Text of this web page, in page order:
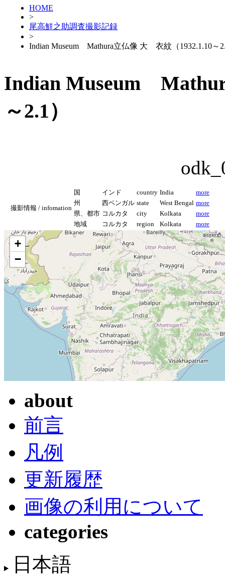
HOME
>
尾高鮮之助調査撮影記録
>
Indian Museum Mathura立仏像 大 衣紋（1932.1.10～
Indian Museum
～2.1）
撮影情報 / infomation
国 インド country India
more
州
西ベンガル state West Bengal more
県、都市 コルカタ city Kolkata
more
地域
コルカタ region Kolkata more
+
−
about
前言
凡例
更新履歴
画像の利用について
categories
日本語